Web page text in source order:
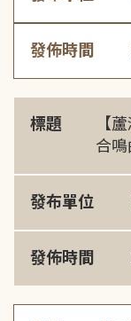
發佈時間
標題
【
合
發布單位
發佈時間